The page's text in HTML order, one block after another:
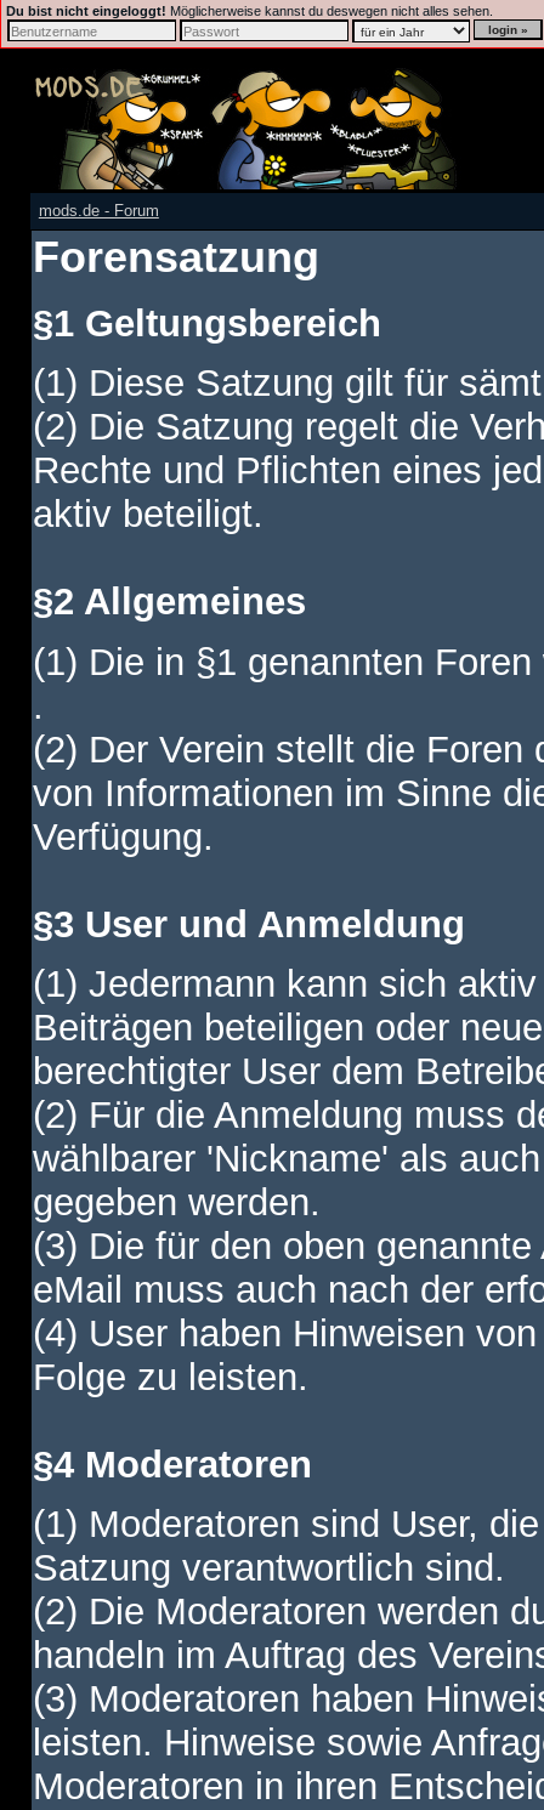
Du bist nicht eingeloggt! Möglicherweise kannst du deswegen nicht alles sehen.
mods.de - Forum
Forensatzung
§1 Geltungsbereich
(1) Diese Satzung gilt für
(2) Die Satzung regelt die
Rechte und Pflichten eines
aktiv beteiligt.
§2 Allgemeines
(1) Die in §1 genannten
.
(2) Der Verein stellt die
von Informationen im Sinne
Verfügung.
§3 User und Anmeldung
(1) Jedermann kann sich
Beiträgen beteiligen oder
berechtigter User dem
(2) Für die Anmeldung muss
wählbarer 'Nickname' als
gegeben werden.
(3) Die für den oben
eMail muss auch nach der
(4) User haben Hinweisen
Folge zu leisten.
§4 Moderatoren
(1) Moderatoren sind User,
Satzung verantwortlich sind.
(2) Die Moderatoren werden
handeln im Auftrag des
(3) Moderatoren haben
leisten. Hinweise sowie
Moderatoren in ihren